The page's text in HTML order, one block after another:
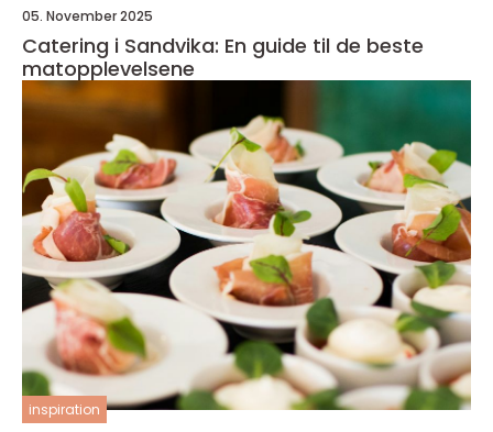
05. November 2025
Catering i Sandvika: En guide til de beste
matopplevelsene
inspiration